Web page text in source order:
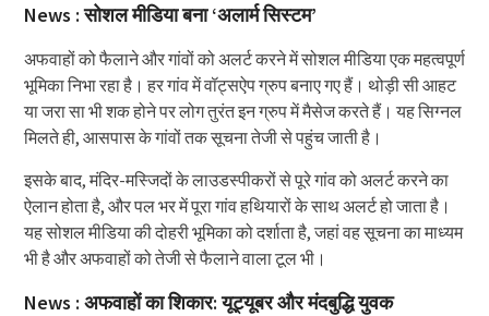
News : सोशल मीडिया बना ‘अलार्म सिस्टम’
अफवाहों को फैलाने और गांवों को अलर्ट करने में सोशल मीडिया एक महत्वपूर्ण
भूमिका निभा रहा है। हर गांव में वॉट्सऐप ग्रुप बनाए गए हैं। थोड़ी सी आहट
या जरा सा भी शक होने पर लोग तुरंत इन ग्रुप में मैसेज करते हैं। यह सिग्नल
मिलते ही, आसपास के गांवों तक सूचना तेजी से पहुंच जाती है।
इसके बाद, मंदिर-मस्जिदों के लाउडस्पीकरों से पूरे गांव को अलर्ट करने का
ऐलान होता है, और पल भर में पूरा गांव हथियारों के साथ अलर्ट हो जाता है।
यह सोशल मीडिया की दोहरी भूमिका को दर्शाता है, जहां वह सूचना का माध्यम
भी है और अफवाहों को तेजी से फैलाने वाला टूल भी।
News : अफवाहों का शिकार: यूट्यूबर और मंदबुद्धि युवक